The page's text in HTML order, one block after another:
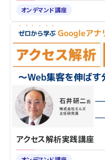
オンデマンド講座
アクセス解析実践講座